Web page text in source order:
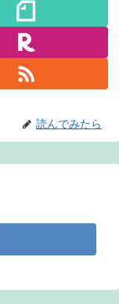
読んでみたら